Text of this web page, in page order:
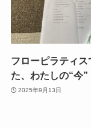
フローピラティス
た、わたしの“今”
2025年9月13日